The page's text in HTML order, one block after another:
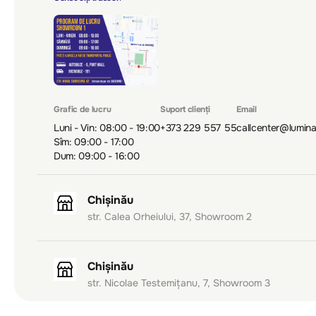
Grafic de lucru
Luni - Vin: 08:00 - 19:00
Sîm: 09:00 - 17:00
Dum: 09:00 - 16:00
Suport clienți
+373 229 557 55
Email
Chișinău
str. Calea Orheiului, 37, Showroom 2
Chișinău
str. Nicolae Testemițanu, 7, Showroom 3